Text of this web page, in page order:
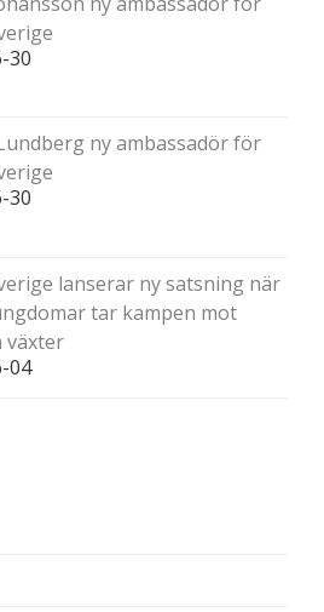
30
ny ambassadör för
30
lanserar ny satsning när
tar kampen mot
växter
04